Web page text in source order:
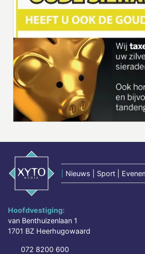
Nieuws | Sport |
Hoofdvestiging:
van Benthuizenlaan 1
1701 BZ Heerhugowaard
072 8200 600